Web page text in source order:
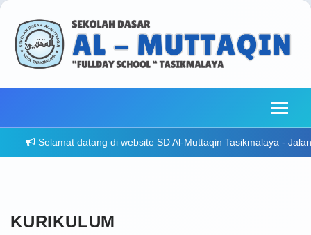
datang di website SD Al-Muttaqin Tasikmalaya - Jalan
KURIKULUM